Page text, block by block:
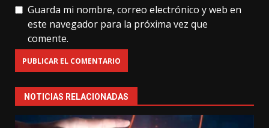
Guarda mi nombre, correo electrónico y web en
este navegador para la próxima vez que
comente.
NOTICIAS RELACIONADAS